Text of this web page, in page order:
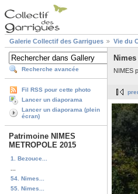
Galerie Collectif des Garrigues Vie du
Recherche avancée
Fil RSS pour cette photo
Lancer un diaporama
Lancer un diaporama (plein
écran)
Patrimoine NIMES
METROPOLE 2015
1. Bezouce...
54. Nimes...
55. Nimes...
NIMES